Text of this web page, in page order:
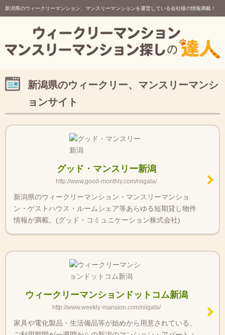
新潟県のウィークリーマンション、マンスリーマンションを運営している会社様の情報満載！
新潟県のウィークリー、マンスリーマンシ
ョンサイト
グッド・マンスリー新潟
http://www.good-monthly.com/niigata/
新潟県のウィークリーマンション・マンスリーマンショ
ン・ゲストハウス・ルームシェア等あらゆる短期貸し物件
情報が満載。(グッド・コミュニケーション株式会社)
ウィークリーマンションドットコム新潟
http://www.weekly-mansion.com/niigata/
家具や電化製品・生活備品等が始めから用意されている、